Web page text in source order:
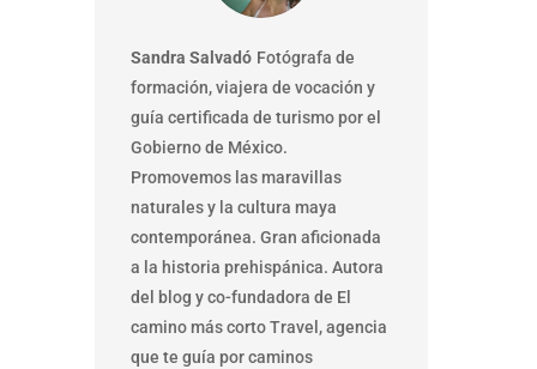
Sandra Salvadó Fotógrafa de
formación, viajera de vocación y
guía certificada de turismo por el
Gobierno de México.
Promovemos las maravillas
naturales y la cultura maya
contemporánea. Gran aficionada
a la historia prehispánica. Autora
del blog y co-fundadora de El
camino más corto Travel, agencia
que te guía por caminos